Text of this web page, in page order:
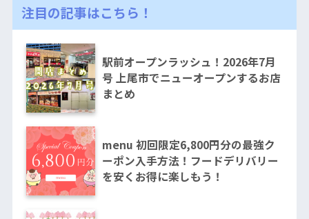
注目の記事はこちら！
駅前オープンラッシュ！2026年7月
号 上尾市でニューオープンするお店
まとめ
menu 初回限定6,800円分の最強ク
ーポン入手方法！フードデリバリー
を安くお得に楽しもう！